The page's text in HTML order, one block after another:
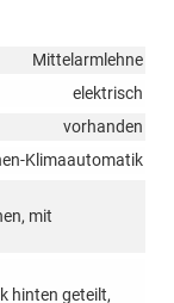
Mittelarmlehne
elektrisch
vorhanden
Klimaautomatik
mit
hinten geteilt,